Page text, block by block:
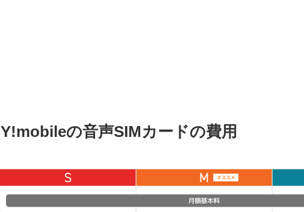
Y!mobileの音声SIMカードの費用